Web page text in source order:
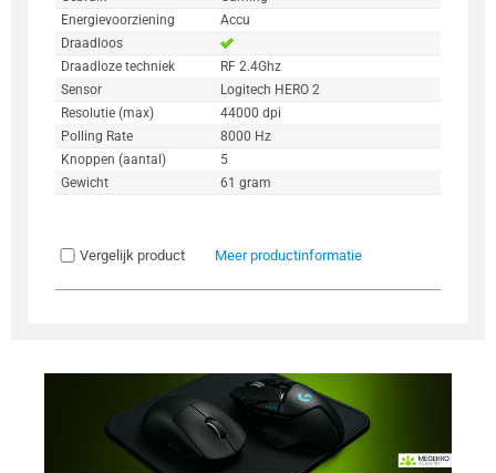
Energievoorziening
Accu
Draadloos
Draadloze techniek
RF 2.4Ghz
Sensor
Logitech HERO 2
Resolutie (max)
44000 dpi
Polling Rate
8000 Hz
Knoppen (aantal)
5
Gewicht
61 gram
Vergelijk product Meer productinformatie